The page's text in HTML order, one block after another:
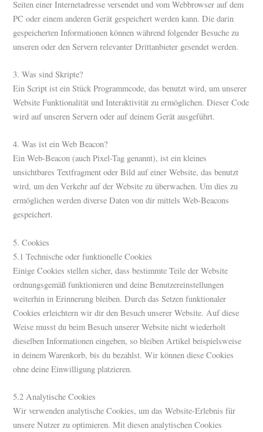
Seiten einer Internetadresse versendet und vom Webbrowser auf dem
PC oder einem anderen Gerät gespeichert werden kann. Die darin
gespeicherten Informationen können während folgender Besuche zu
unseren oder den Servern relevanter Drittanbieter gesendet werden.
3. Was sind Skripte?
Ein Script ist ein Stück Programmcode, das benutzt wird, um unserer
Website Funktionalität und Interaktivität zu ermöglichen. Dieser Code
wird auf unseren Servern oder auf deinem Gerät ausgeführt.
4. Was ist ein Web Beacon?
Ein Web-Beacon (auch Pixel-Tag genannt), ist ein kleines
unsichtbares Textfragment oder Bild auf einer Website, das benutzt
wird, um den Verkehr auf der Website zu überwachen. Um dies zu
ermöglichen werden diverse Daten von dir mittels Web-Beacons
gespeichert.
5. Cookies
5.1 Technische oder funktionelle Cookies
Einige Cookies stellen sicher, dass bestimmte Teile der Website
ordnungsgemäß funktionieren und deine Benutzereinstellungen
weiterhin in Erinnerung bleiben. Durch das Setzen funktionaler
Cookies erleichtern wir dir den Besuch unserer Website. Auf diese
Weise musst du beim Besuch unserer Website nicht wiederholt
dieselben Informationen eingeben, so bleiben Artikel beispielsweise
in deinem Warenkorb, bis du bezahlst. Wir können diese Cookies
ohne deine Einwilligung platzieren.
5.2 Analytische Cookies
Wir verwenden analytische Cookies, um das Website-Erlebnis für
unsere Nutzer zu optimieren. Mit diesen analytischen Cookies